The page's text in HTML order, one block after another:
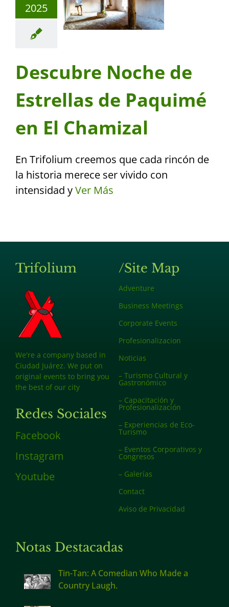
2025
Descubre Noche de
Estrellas de Paquimé
en El Chamizal
En Trifolium creemos que cada rincón de
la historia merece ser vivido con
intensidad yVer Más
Trifolium
We're a company based in
Ciudad Juárez. We put on
original events to bring you
the best of our city
Redes Sociales
Facebook
Instagram
Youtube
/Site Map
Adventure
Business Meetings
Corporate Events
Profesionalizacion
Noticias
– Turismo Cultural y
Gastronómico
– Capacitación y
Profesionalización
– Experiencias de Eco-
Turismo
– Eventos Corporativos y
Congresos
– Galerías
Contact
Aviso de Privacidad
Notas Destacadas
Tin-Tan: A Comedian Who Made a
Country Laugh.